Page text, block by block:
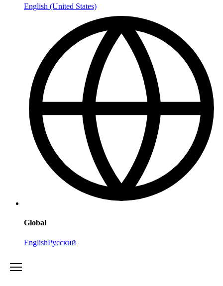
English (United States)
Global
EnglishРусский